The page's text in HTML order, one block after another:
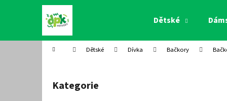
Dětské
Domů Dětské Dívka Bačkory
Přeskočit
kategorie
Kategorie
í
Zpět
do
Zpět
do